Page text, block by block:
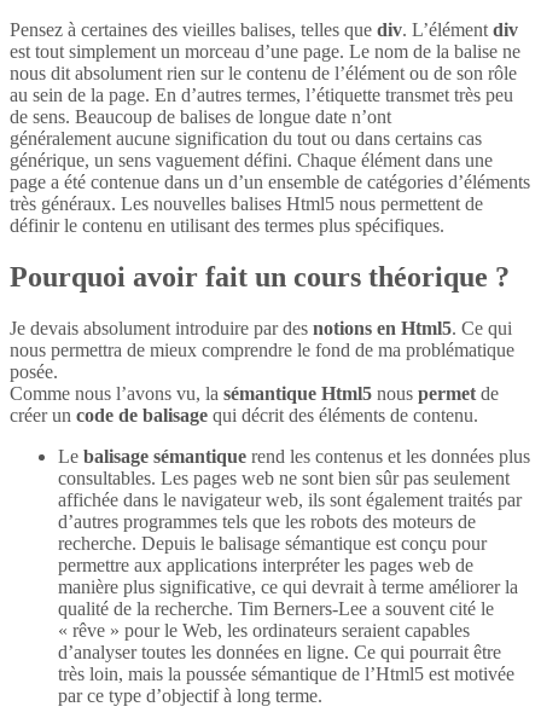
Pensez à certaines des vieilles balises, telles que div. L’élément div
est tout simplement un morceau d’une page. Le nom de la balise ne
nous dit absolument rien sur le contenu de l’élément ou de son rôle
au sein de la page. En d’autres termes, l’étiquette transmet très peu
de sens. Beaucoup de balises de longue date n’ont
généralement aucune signification du tout ou dans certains cas
générique, un sens vaguement défini. Chaque élément dans une
page a été contenue dans un d’un ensemble de catégories d’éléments
très généraux. Les nouvelles balises Html5 nous permettent de
définir le contenu en utilisant des termes plus spécifiques.
Pourquoi avoir fait un cours théorique ?
Je devais absolument introduire par des notions en Html5. Ce qui
nous permettra de mieux comprendre le fond de ma problématique
posée.
Comme nous l’avons vu, la sémantique Html5 nous permet de
créer un code de balisage qui décrit des éléments de contenu.
Le balisage sémantique rend les contenus et les données plus
consultables. Les pages web ne sont bien sûr pas seulement
affichée dans le navigateur web, ils sont également traités par
d’autres programmes tels que les robots des moteurs de
recherche. Depuis le balisage sémantique est conçu pour
permettre aux applications interpréter les pages web de
manière plus significative, ce qui devrait à terme améliorer la
qualité de la recherche. Tim Berners-Lee a souvent cité le
« rêve » pour le Web, les ordinateurs seraient capables
d’analyser toutes les données en ligne. Ce qui pourrait être
très loin, mais la poussée sémantique de l’Html5 est motivée
par ce type d’objectif à long terme.